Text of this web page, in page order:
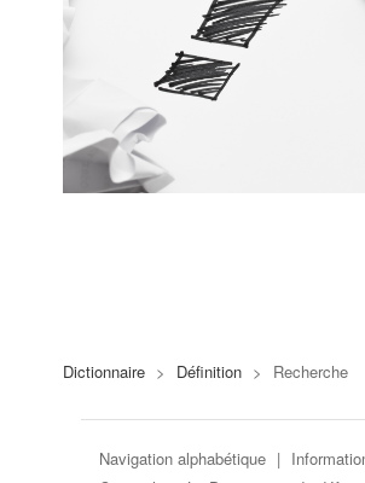
Dictionnaire > Définition > Recherche
Navigation alphabétique |